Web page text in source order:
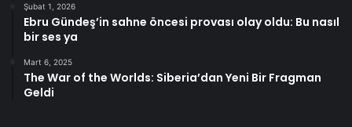
Şubat 1, 2026
Ebru Gündeş’in sahne öncesi provası olay oldu: Bu nasıl
bir ses ya
Mart 6, 2025
The War of the Worlds: Siberia’dan Yeni Bir Fragman
Geldi